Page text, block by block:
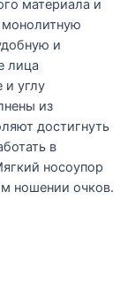
материала и
монолитную
и
лица
и углу
из
достигнуть
в
носоупор
ношении очков.